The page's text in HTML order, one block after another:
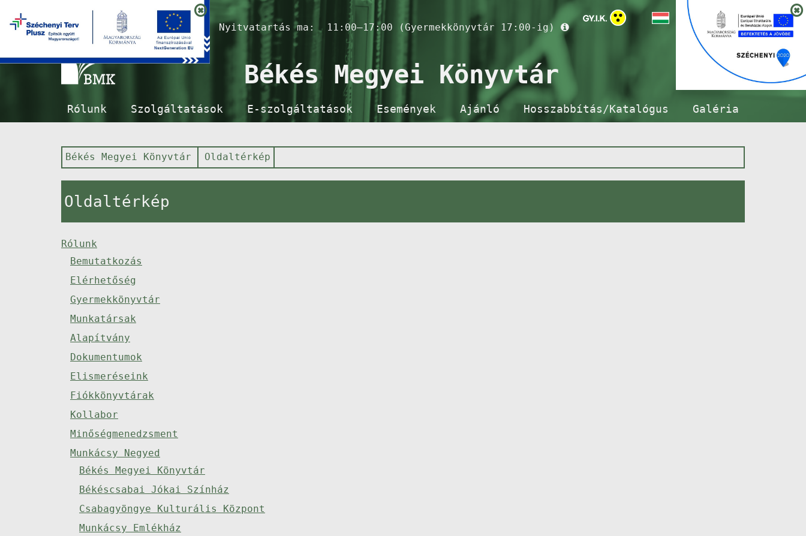
Nyitvatartás ma: 11:00–17:00 (Gyermekkönyvtár 17:00-ig)
Békés Megyei Könyvtár
Rólunk Szolgáltatások E-szolgáltatások Események Ajánló Hosszabbítás/Katalógus Galéria
Békés Megyei Könyvtár Oldaltérkép
Oldaltérkép
Rólunk
Bemutatkozás
Elérhetőség
Gyermekkönyvtár
Munkatársak
Alapítvány
Dokumentumok
Elismeréseink
Fiókkönyvtárak
Kollabor
Minőségmenedzsment
Munkácsy Negyed
Békés Megyei Könyvtár
Békéscsabai Jókai Színház
Csabagyöngye Kulturális Központ
Munkácsy Emlékház